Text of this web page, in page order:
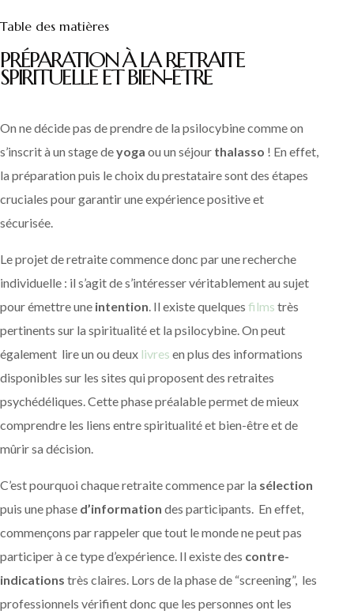
Table des matières
PRÉPARATION À LA RETRAITE
SPIRITUELLE ET BIEN-ÊTRE
On ne décide pas de prendre de la psilocybine comme on
s’inscrit à un stage deyoga ou un séjour thalasso ! En effet,
la préparation puis le choix du prestataire sont des étapes
cruciales pour garantir une expérience positive et
sécurisée.
Le projet de retraite commence donc par une recherche
individuelle : il s’agit de s’intéresser véritablement au sujet
pour émettre une intention. Il existe quelques films très
pertinents sur la spiritualité et la psilocybine. On peut
également lire un ou deux livres en plus des informations
disponibles sur les sites qui proposent des retraites
psychédéliques. Cette phase préalable permet de mieux
comprendre les liens entre spiritualité et bien-être et de
mûrir sa décision.
C’est pourquoi chaque retraite commence par la sélection
puis une phase d’information des participants. En effet,
commençons par rappeler que tout le monde ne peut pas
participer à ce type d’expérience. Il existe des contre-
indications très claires. Lors de la phase de “screening”, les
professionnels vérifient donc que les personnes ont les